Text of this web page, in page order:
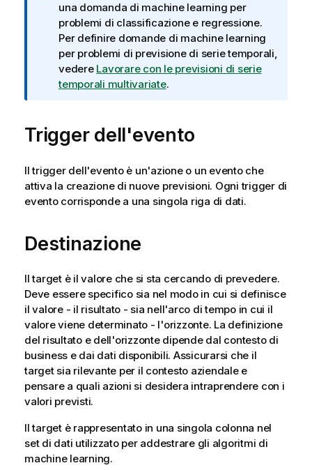
o
t
a
i
n
f
m
a
i
c
a
una domanda di machine learning per
problemi di classificazione e regressione.
Per definire domande di machine learning
per problemi di previsione di serie temporali,
vedere Lavorare con le previsioni di serie
temporali multivariate.
Trigger dell'evento
Il trigger dell'evento è un'azione o un evento che
attiva la creazione di nuove previsioni. Ogni trigger di
evento corrisponde a una singola riga di dati.
Destinazione
Il target è il valore che si sta cercando di prevedere.
Deve essere specifico sia nel modo in cui si definisce
il valore - il risultato - sia nell'arco di tempo in cui il
valore viene determinato - l'orizzonte. La definizione
del risultato e dell'orizzonte dipende dal contesto di
business e dai dati disponibili. Assicurarsi che il
target sia rilevante per il contesto aziendale e
pensare a quali azioni si desidera intraprendere con i
valori previsti.
Il target è rappresentato in una singola colonna nel
set di dati utilizzato per addestrare gli algoritmi di
machine learning.